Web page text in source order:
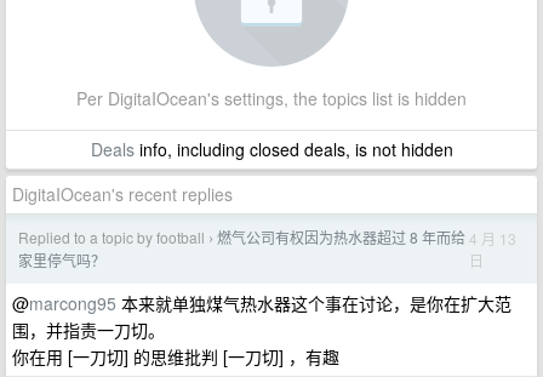
Per DigitaIOcean's settings, the topics list is hidden
Dealsinfo, including closed deals, is not hidden
DigitaIOcean's recent replies
Replied to a topic by football › 燃气公司有权因为热水器超过 8 年而给
家里停气吗？
4 月 13
日
@marcong95 本来就单独煤气热水器这个事在讨论，是你在扩大范
围，并指责一刀切。
你在用 [一刀切] 的思维批判 [一刀切] ，有趣